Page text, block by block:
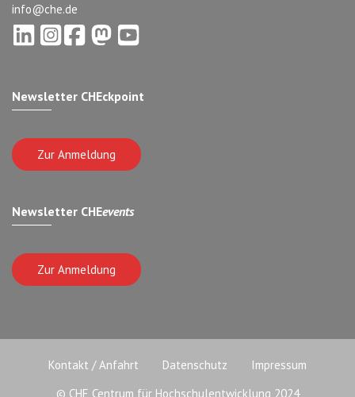
info@che.de
Newsletter CHEckpoint
Zur Anmeldung
Newsletter CHEevents
Zur Anmeldung
Kontakt / Anfahrt Datenschutz
Impressum
© CHE Centrum für Hochschulentwicklung 2024